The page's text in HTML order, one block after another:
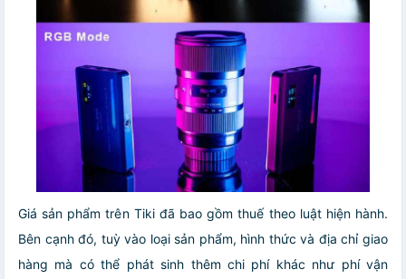
Giá sản phẩm trên Tiki đã bao gồm thuế theo luật hiện hành.
Bên cạnh đó, tuỳ vào loại sản phẩm, hình thức và địa chỉ giao
hàng mà có thể phát sinh thêm chi phí khác như phí vận